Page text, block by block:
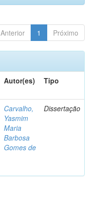
Anterior 1 Próximo
Autor(es) Tipo
Carvalho,
Yasmim
Maria
Barbosa
Gomes de
Dissertação